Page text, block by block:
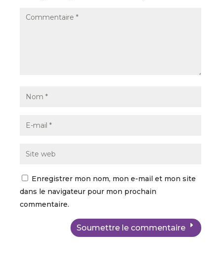
Enregistrer mon nom, mon e-mail et mon site
dans le navigateur pour mon prochain
commentaire.
Soumettre le commentaire